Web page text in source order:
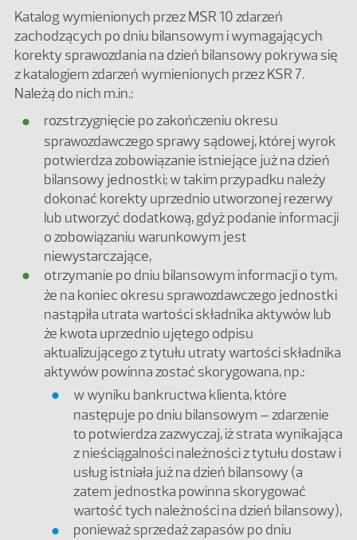
Katalog wymienionych przez MSR 10 zdarzeń
zachodzących po dniu bilansowym i wymagających
korekty sprawozdania na dzień bilansowy pokrywa się
z katalogiem zdarzeń wymienionych przez KSR 7.
Należą do nich m.in.:
rozstrzygnięcie po zakończeniu okresu
sprawozdawczego sprawy sądowej, której wyrok
potwierdza zobowiązanie istniejące już na dzień
bilansowy jednostki; w takim przypadku należy
dokonać korekty uprzednio utworzonej rezerwy
lub utworzyć dodatkową, gdyż podanie informacji
o zobowiązaniu warunkowym jest
niewystarczające,
otrzymanie po dniu bilansowym informacji o tym,
że na koniec okresu sprawozdawczego jednostki
nastąpiła utrata wartości składnika aktywów lub
że kwota uprzednio ujętego odpisu
aktualizującego z tytułu utraty wartości składnika
aktywów powinna zostać skorygowana, np.:
w wyniku bankructwa klienta, które
następuje po dniu bilansowym – zdarzenie
to potwierdza zazwyczaj, iż strata wynikająca
z nieściągalności należności z tytułu dostaw i
usług istniała już na dzień bilansowy (a
zatem jednostka powinna skorygować
wartość tych należności na dzień bilansowy),
ponieważ sprzedaż zapasów po dniu